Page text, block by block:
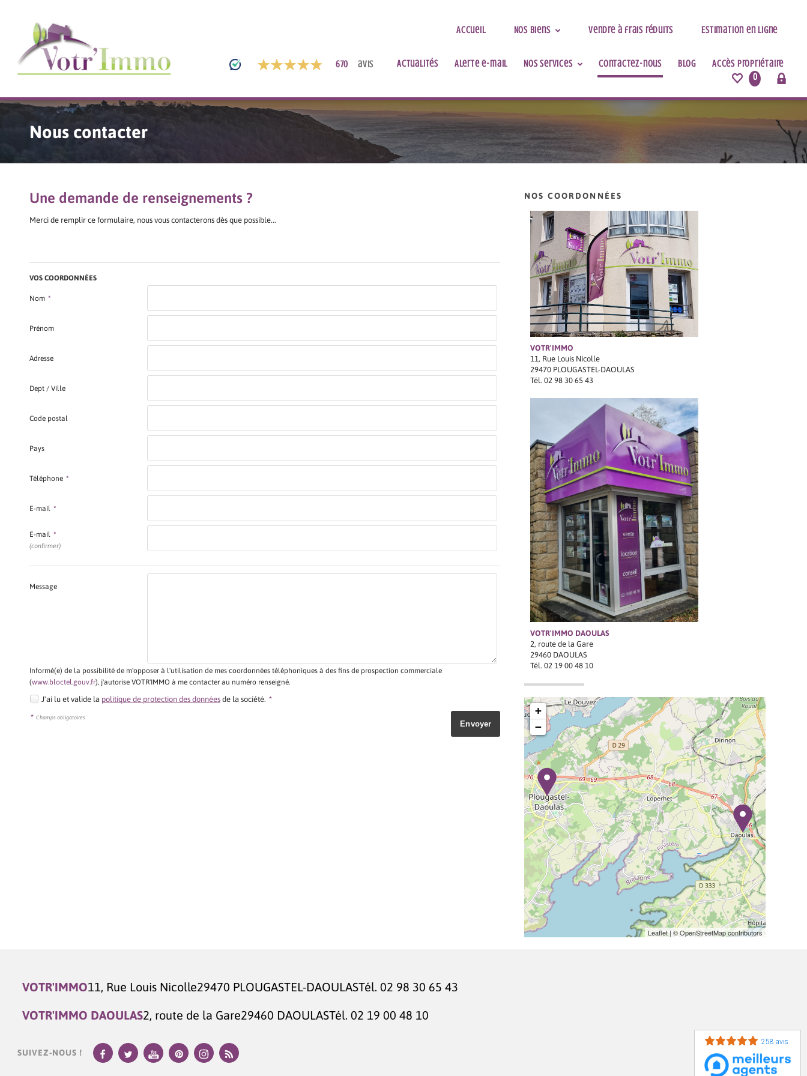
Accueil Nos biens Vendre à frais réduits Estimation en ligne
670 avis Actualités Alerte e-mail Nos services Contactez-nous Blog
Accès Propriétaire
0
Nous contacter
Une demande de renseignements ?
Merci de remplir ce formulaire, nous vous contacterons dès que possible...
VOS COORDONNÉES
Nom *
Prénom
Adresse
Dept / Ville
Code postal
Pays
Téléphone *
E-mail *
E-mail *
(confirmer)
Message
Informé(e) de la possibilité de m'opposer à l'utilisation de mes coordonnées téléphoniques à des fins de prospection commerciale
(www.bloctel.gouv.fr), j'autorise VOTR'IMMO à me contacter au numéro renseigné.
J'ai lu et valide la politique de protection des données de la société. *
* Champs obligatoires
NOS COORDONNÉES
VOTR'IMMO DAOULAS
2, route de la Gare
29460 DAOULAS
Tél.02 19 00 48 10
VOTR'IMMO
11, Rue Louis Nicolle
29470 PLOUGASTEL-DAOULAS
Tél.02 98 30 65 43
+
−
Leaflet| © OpenStreetMap contributors
VOTR'IMMO DAOULAS2, route de la Gare29460 DAOULASTél. 02 19 00 48 10
VOTR'IMMO11, Rue Louis Nicolle29470 PLOUGASTEL-DAOULASTél. 02 98 30 65 43
258 avis
SUIVEZ-NOUS !